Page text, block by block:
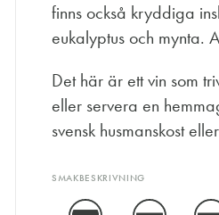
finns också kryddiga
eukalyptus och mynta.
Det här är ett vin som
eller servera en
svensk husmanskost
SMAKBESKRIVNING